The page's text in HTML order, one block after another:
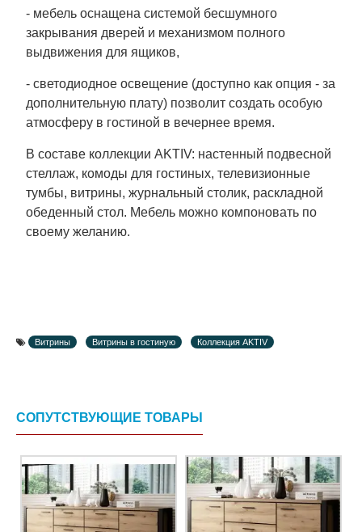
- мебель оснащена системой бесшумного
закрывания дверей и механизмом полного
выдвижения для ящиков,
- светодиодное освещение (доступно как опция - за
дополнительную плату) позволит создать особую
атмосферу в гостиной в вечернее время.
В составе коллекции AKTIV: настенный подвесной
стеллаж, комоды для гостиных, телевизионные
тумбы, витрины, журнальный столик, раскладной
обеденный стол. Мебель можно компоновать по
своему желанию.
Витрины Витрины в гостиную Коллекция AKTIV
СОПУТСТВУЮЩИЕ ТОВАРЫ